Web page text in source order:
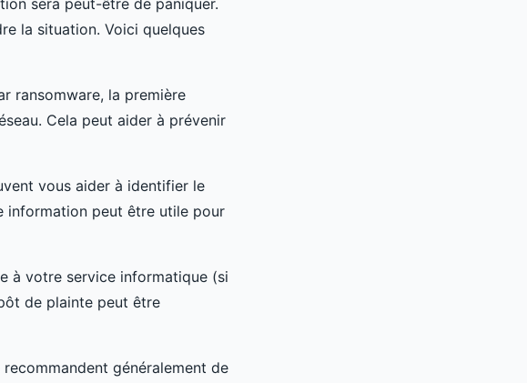
sera peut-être de paniquer.
la situation. Voici quelques
ransomware, la première
Cela peut aider à prévenir
vous aider à identifier le
information peut être utile pour
à votre service informatique (si
de plainte peut être
généralement de